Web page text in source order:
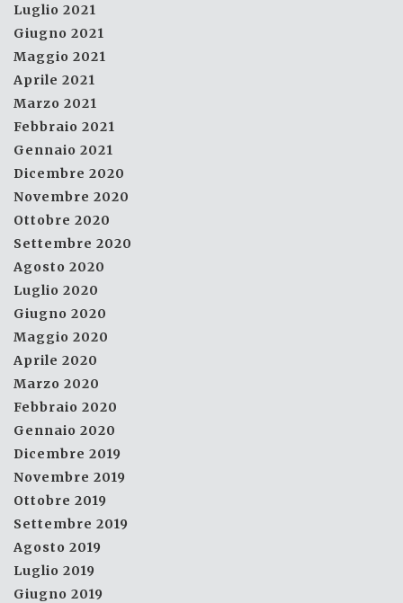
Luglio 2021
Giugno 2021
Maggio 2021
Aprile 2021
Marzo 2021
Febbraio 2021
Gennaio 2021
Dicembre 2020
Novembre 2020
Ottobre 2020
Settembre 2020
Agosto 2020
Luglio 2020
Giugno 2020
Maggio 2020
Aprile 2020
Marzo 2020
Febbraio 2020
Gennaio 2020
Dicembre 2019
Novembre 2019
Ottobre 2019
Settembre 2019
Agosto 2019
Luglio 2019
Giugno 2019